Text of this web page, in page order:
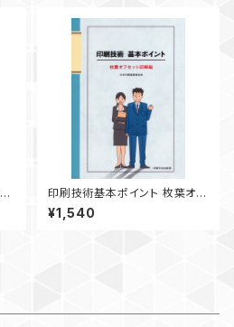
印刷技術基本ポイント 枚葉オフ
セット印刷編
¥1,540